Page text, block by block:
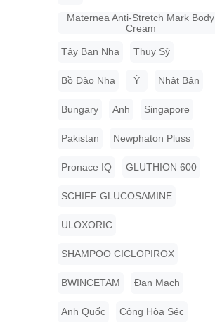
Maternea Anti-Stretch Mark Body
Cream
Tây Ban Nha Thụy Sỹ
Bồ Đào Nha Ý Nhật Bản
Bungary Anh Singapore
Pakistan Newphaton Pluss
Pronace IQ GLUTHION 600
SCHIFF GLUCOSAMINE
ULOXORIC
SHAMPOO CICLOPIROX
BWINCETAM Đan Mạch
Anh Quốc Cộng Hòa Séc